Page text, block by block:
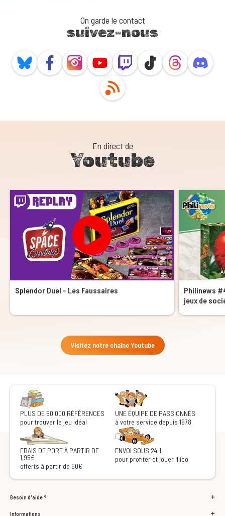
On garde le contact
suivez-nous
En direct de
Youtube
Splendor Duel - Les Faussaires
Philinews
jeux de
Visitez notre chaîne Youtube
PLUS DE 50 000 RÉFÉRENCES
pour trouver le jeu idéal
UNE ÉQUIPE DE PASSIONNÉS
à votre service depuis 1978
FRAIS DE PORT À PARTIR DE
1,95€
offerts à partir de 60€
ENVOI SOUS 24H
pour profiter et jouer illico
Besoin d'aide ?
Informations